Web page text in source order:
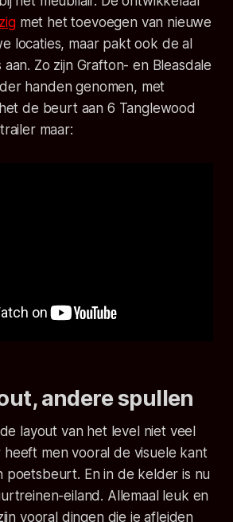
met het toevoegen van nieuwe
locaties, maar pakt ook de al
Zo zijn Grafton- en Bleasdale
handen genomen, met
de beurt aan 6 Tanglewood
maar:
andere spullen
layout van het level niet veel
men vooral de visuele kant
poetsbeurt. En in de kelder is nu
eiland. Allemaal leuk en
vooral dingen die je afleiden